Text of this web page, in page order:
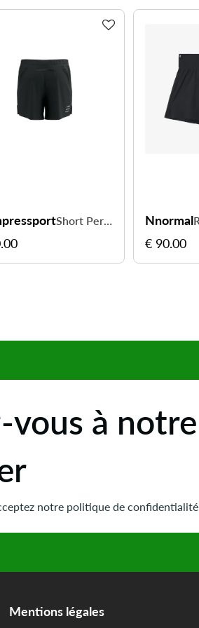
Short Performance homme - courez en toute liberté Nnormal
€ 90.00
vous à notre
notre politique de confidentialité
Mentions légales